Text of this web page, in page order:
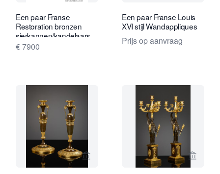
Een paar Franse
Restoration bronzen
sierkannen/kandelaars,
circa 1825.
€ 7900
Een paar Franse Louis
XVI stijl Wandappliques
Prijs op aanvraag
Bekijk verkoperspagina van Bekijk